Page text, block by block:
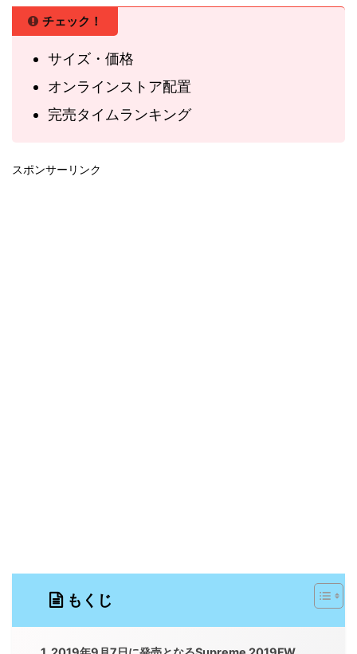
チェック！
サイズ・価格
オンラインストア配置
完売タイムランキング
スポンサーリンク
もくじ